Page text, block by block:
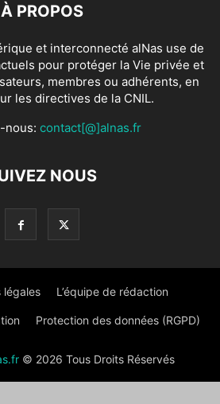
À PROPOS
et interconnecté alNas use de
pour protéger la Vie privée et
membres ou adhérents, en
les directives de la CNIL.
nous: contact[@]alnas.fr
NOUS
légales L’équipe de rédaction
Protection des données (RGPD)
© 2026 Tous Droits Réservés